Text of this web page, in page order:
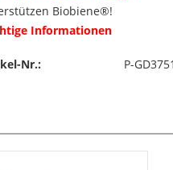
Biobiene®!
Informationen
Nr.: P-